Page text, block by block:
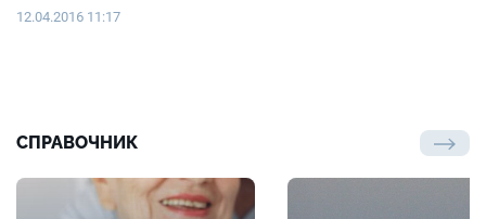
12.04.2016 11:17
СПРАВОЧНИК